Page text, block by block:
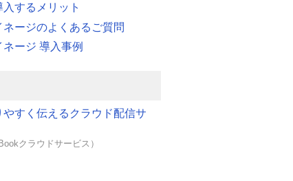
するメリット
ネージのよくあるご質問
ージ 導入事例
すく伝えるクラウド配信サ
クラウドサービス）